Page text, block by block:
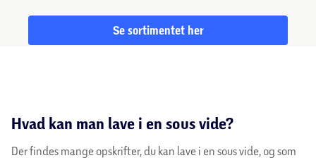
Se sortimentet her
Hvad kan man lave i en sous vide?
Der findes mange opskrifter, du kan lave i en sous vide, og som